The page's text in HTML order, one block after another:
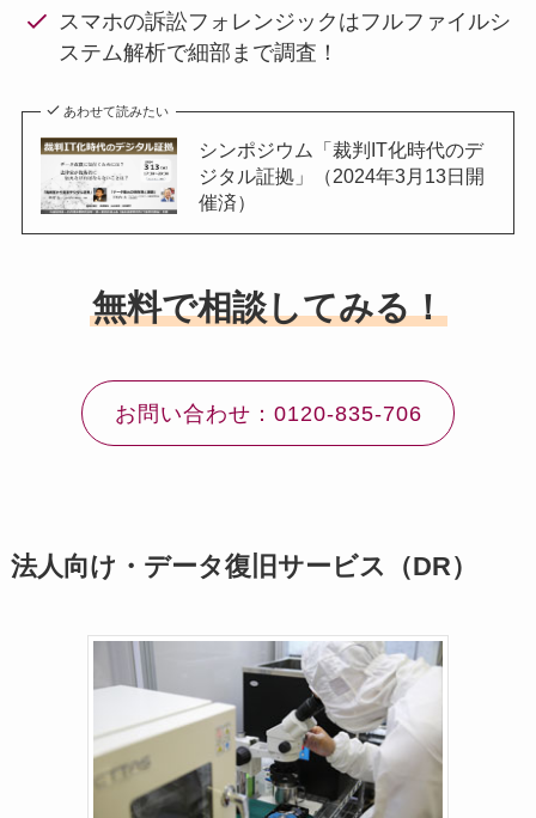
スマホの訴訟フォレンジックはフルファイルシ
ステム解析で細部まで調査！
あわせて読みたい
シンポジウム「裁判IT化時代のデ
ジタル証拠」（2024年3月13日開
催済）
無料で相談してみる！
お問い合わせ：0120-835-706
法人向け・データ復旧サービス（DR）